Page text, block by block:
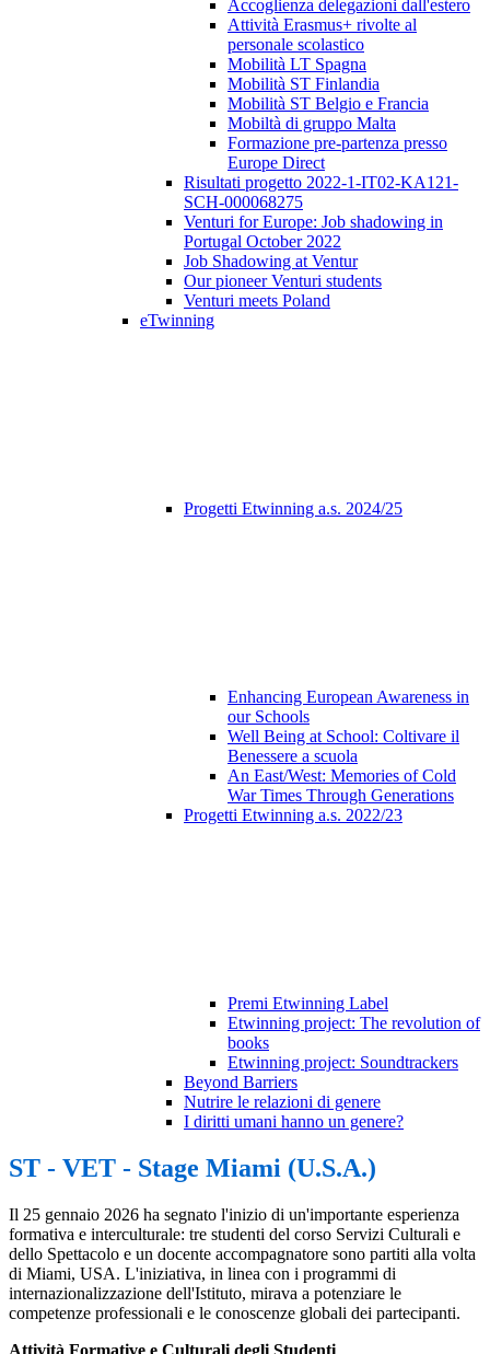
Accoglienza delegazioni dall'estero
Attività Erasmus+ rivolte al
personale scolastico
Mobilità LT Spagna
Mobilità ST Finlandia
Mobilità ST Belgio e Francia
Mobiltà di gruppo Malta
Formazione pre-partenza presso
Europe Direct
Risultati progetto 2022-1-IT02-KA121-
SCH-000068275
Venturi for Europe: Job shadowing in
Portugal October 2022
Job Shadowing at Ventur
Our pioneer Venturi students
Venturi meets Poland
eTwinning
Progetti Etwinning a.s. 2024/25
Enhancing European Awareness in
our Schools
Well Being at School: Coltivare il
Benessere a scuola
An East/West: Memories of Cold
War Times Through Generations
Progetti Etwinning a.s. 2022/23
Premi Etwinning Label
Etwinning project: The revolution of
books
Etwinning project: Soundtrackers
Beyond Barriers
Nutrire le relazioni di genere
I diritti umani hanno un genere?
ST - VET - Stage Miami (U.S.A.)
Il 25 gennaio 2026 ha segnato l'inizio di un'importante esperienza
formativa e interculturale: tre studenti del corso Servizi Culturali e
dello Spettacolo e un docente accompagnatore sono partiti alla volta
di Miami, USA. L'iniziativa, in linea con i programmi di
internazionalizzazione dell'Istituto, mirava a potenziare le
competenze professionali e le conoscenze globali dei partecipanti.